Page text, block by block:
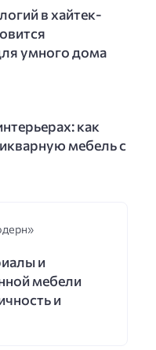
в хайтек-
умного дома
как
мебель с
и
мебели
и